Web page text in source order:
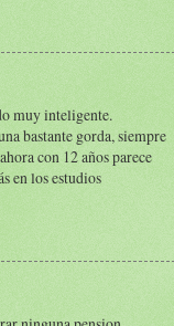
muy inteligente.
bastante gorda, siempre
con 12 años parece
en los estudios